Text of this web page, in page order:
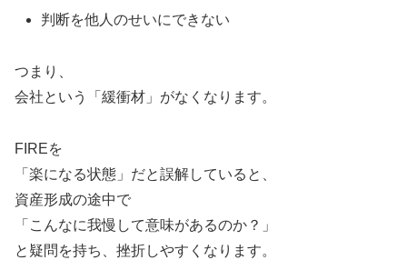
判断を他人のせいにできない
つまり、
会社という「緩衝材」がなくなります。
FIREを
「楽になる状態」だと誤解していると、
資産形成の途中で
「こんなに我慢して意味があるのか？」
と疑問を持ち、挫折しやすくなります。